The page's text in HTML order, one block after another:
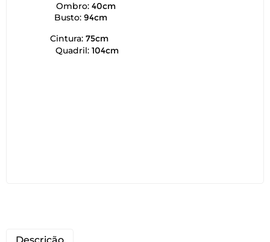
Ombro: 40cm
Busto: 94cm
Cintura: 75cm
Quadril: 104cm